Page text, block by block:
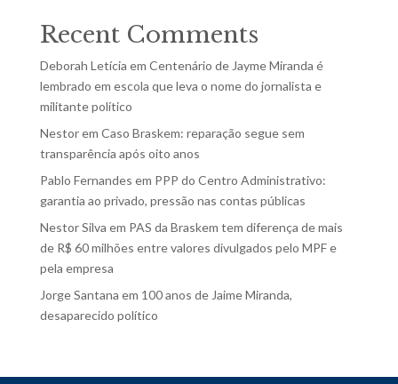
Recent Comments
Deborah Letícia em Centenário de Jayme Miranda é
lembrado em escola que leva o nome do jornalista e
militante político
Nestorem Caso Braskem: reparação segue sem
transparência após oito anos
Pablo Fernandes em PPP do Centro Administrativo:
garantia ao privado, pressão nas contas públicas
Nestor Silva em PAS da Braskem tem diferença de mais
de R$ 60 milhões entre valores divulgados pelo MPF e
pela empresa
Jorge Santana em 100 anos de Jaime Miranda,
desaparecido político